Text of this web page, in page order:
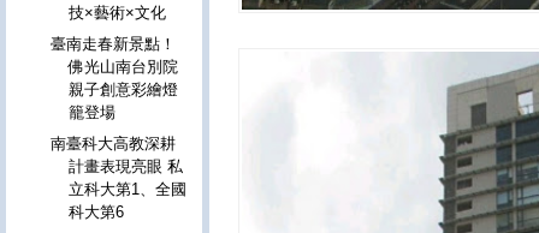
技×藝術×文化
臺南走春新景點！
佛光山南台別院
親子創意彩繪燈
籠登場
南臺科大高教深耕
計畫表現亮眼 私
立科大第1、全國
科大第6